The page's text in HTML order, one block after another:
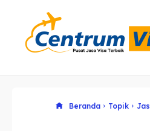
Explore our
Explore our
Beranda Topik